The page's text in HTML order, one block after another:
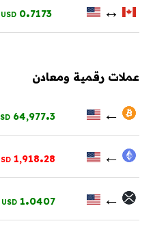
↔
0.7173
USD
عملات رقمية ومعادن
←
64,977.3
←
1,918.28
←
1.0407
USD